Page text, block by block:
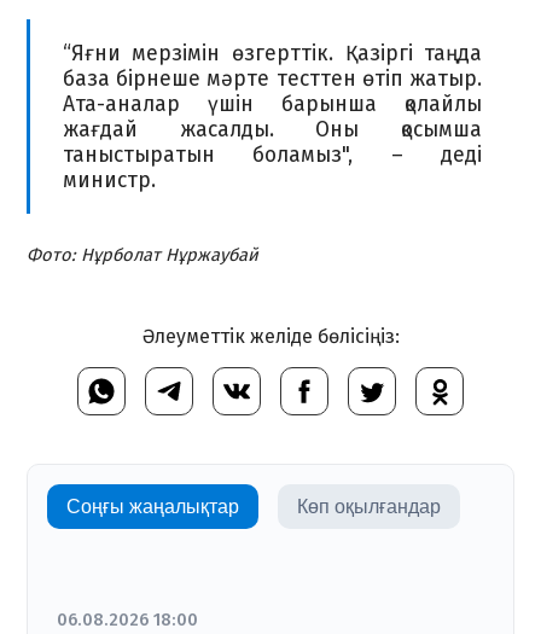
Әлеуметтік желіде бөлісіңіз:
“Яғни мерзімін өзгерттік. Қазіргі таңда
база бірнеше мәрте тесттен өтіп жатыр.
Ата-аналар үшін барынша қолайлы
жағдай жасалды. Оны қосымша
таныстыратын боламыз", – деді
министр.
Фото: Нұрболат Нұржаубай
Соңғы жаңалықтар Көп оқылғандар
06.08.2026 18:00